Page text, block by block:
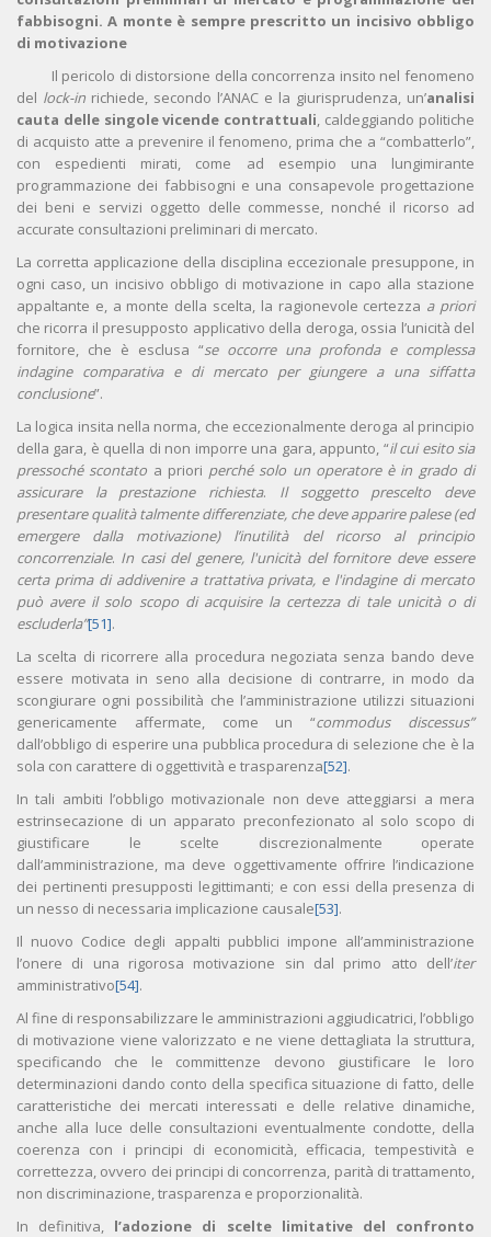
fabbisogni. A monte è sempre prescritto un incisivo obbligo
di motivazione
Il pericolo di distorsione della concorrenza insito nel fenomeno
del lock-in richiede, secondo l’ANAC e la giurisprudenza, un’analisi
cauta delle singole vicende contrattuali, caldeggiando politiche
di acquisto atte a prevenire il fenomeno, prima che a “combatterlo”,
con espedienti mirati, come ad esempio una lungimirante
programmazione dei fabbisogni e una consapevole progettazione
dei beni e servizi oggetto delle commesse, nonché il ricorso ad
accurate consultazioni preliminari di mercato.
La corretta applicazione della disciplina eccezionale presuppone, in
ogni caso, un incisivo obbligo di motivazione in capo alla stazione
appaltante e, a monte della scelta, la ragionevole certezza a priori
che ricorra il presupposto applicativo della deroga, ossia l’unicità del
fornitore, che è esclusa “se occorre una profonda e complessa
indagine comparativa e di mercato per giungere a una siffatta
conclusione”.
La logica insita nella norma, che eccezionalmente deroga al principio
della gara, è quella di non imporre una gara, appunto, “il cui esito sia
pressoché scontato a priori perché solo un operatore è in grado di
assicurare la prestazione richiesta. Il soggetto prescelto deve
presentare qualità talmente differenziate, che deve apparire palese (ed
emergere dalla motivazione) l’inutilità del ricorso al principio
concorrenziale. In casi del genere, l'unicità del fornitore deve essere
certa prima di addivenire a trattativa privata, e l'indagine di mercato
può avere il solo scopo di acquisire la certezza di tale unicità o di
escluderla”[51].
La scelta di ricorrere alla procedura negoziata senza bando deve
essere motivata in seno alla decisione di contrarre, in modo da
scongiurare ogni possibilità che l’amministrazione utilizzi situazioni
genericamente affermate, come un “commodus discessus”
dall’obbligo di esperire una pubblica procedura di selezione che è la
sola con carattere di oggettività e trasparenza[52].
In tali ambiti l’obbligo motivazionale non deve atteggiarsi a mera
estrinsecazione di un apparato preconfezionato al solo scopo di
giustificare le scelte discrezionalmente operate
dall’amministrazione, ma deve oggettivamente offrire l’indicazione
dei pertinenti presupposti legittimanti; e con essi della presenza di
un nesso di necessaria implicazione causale[53].
Il nuovo Codice degli appalti pubblici impone all’amministrazione
l’onere di una rigorosa motivazione sin dal primo atto dell’iter
amministrativo[54].
Al fine di responsabilizzare le amministrazioni aggiudicatrici, l’obbligo
di motivazione viene valorizzato e ne viene dettagliata la struttura,
specificando che le committenze devono giustificare le loro
determinazioni dando conto della specifica situazione di fatto, delle
caratteristiche dei mercati interessati e delle relative dinamiche,
anche alla luce delle consultazioni eventualmente condotte, della
coerenza con i principi di economicità, efficacia, tempestività e
correttezza, ovvero dei principi di concorrenza, parità di trattamento,
non discriminazione, trasparenza e proporzionalità.
In definitiva, l’adozione di scelte limitative del confronto